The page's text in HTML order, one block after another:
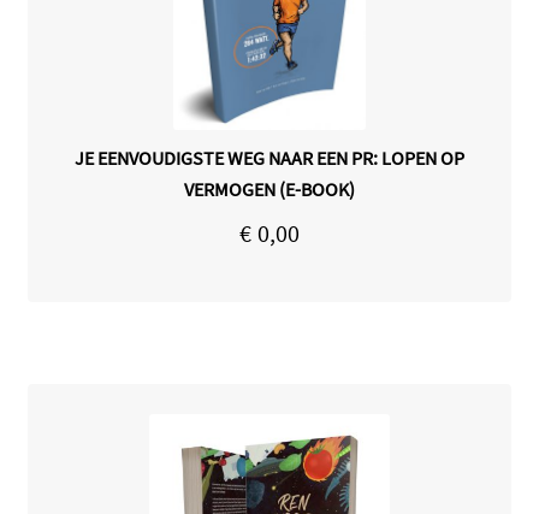
JE EENVOUDIGSTE WEG NAAR EEN PR: LOPEN OP
VERMOGEN (E-BOOK)
€ 0,00